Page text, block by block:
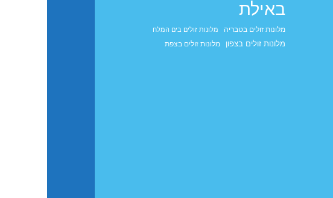
באילת
מלונות זולים בטבריה מלונות זולים בים המלח
מלונות זולים בצפון מלונות זולים בצפת